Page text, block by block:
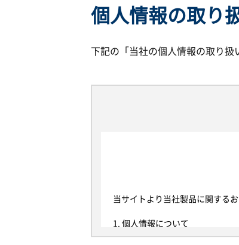
個人情報の取り
下記の「当社の個人情報の取り
当サイトより当社製品に関する
1. 個人情報について
本規定における個人情報とは、